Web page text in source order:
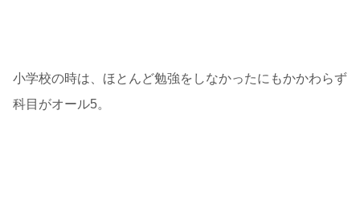
小学校の時は、ほとんど勉強をしなかったにもかかわらず
科目がオール5。